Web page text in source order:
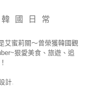
賣
國日常
艾蜜莉關～曾榮獲韓國觀
狠愛美食、旅遊、追
計.